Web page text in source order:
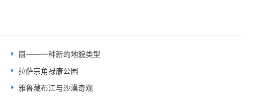
崮——一种新的地貌类型
拉萨宗角禄康公园
雅鲁藏布江与沙漠奇观